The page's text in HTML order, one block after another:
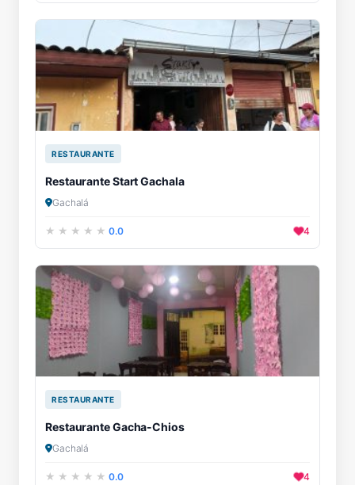
RESTAURANTE
Restaurante Start Gachala
Gachalá
0.0 4
RESTAURANTE
Restaurante Gacha-Chios
Gachalá
0.0 4